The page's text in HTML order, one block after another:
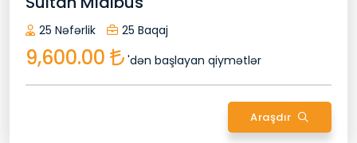
25 Nəfərlik 25 Baqaj
9,600.00 'dən başlayan qiymətlər
Araşdır
İrəlilə